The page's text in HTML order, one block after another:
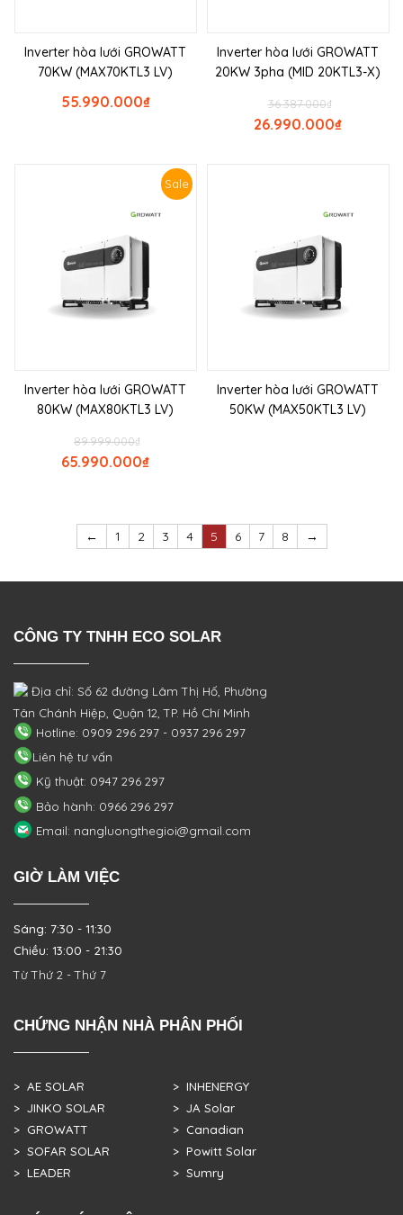
Inverter hòa lưới GROWATT
70KW (MAX70KTL3 LV)
₫
55.990.000
Inverter hòa lưới GROWATT
20KW 3pha (MID 20KTL3-X)
₫
36.387.000
₫
26.990.000
Sale
Inverter hòa lưới GROWATT
80KW (MAX80KTL3 LV)
₫
89.999.000
₫
65.990.000
Inverter hòa lưới GROWATT
50KW (MAX50KTL3 LV)
← 1 2 3 4 5 6 7 8 →
CÔNG TY TNHH ECO SOLAR
Địa chỉ: Số 62 đường Lâm Thị Hố, Phường
Tân Chánh Hiệp, Quận 12, TP. Hồ Chí Minh
Hotline: 0909 296 297 - 0937 296 297
Liên hệ tư vấn
Kỹ thuật: 0947 296 297
Bảo hành: 0966 296 297
Email: nangluongthegioi@gmail.com
GIỜ LÀM VIỆC
Sáng: 7:30 - 11:30
Chiều: 13:00 - 21:30
Từ Thứ 2 - Thứ 7
CHỨNG NHẬN NHÀ PHÂN PHỐI
> AE SOLAR
> JINKO SOLAR
> GROWATT
> SOFAR SOLAR
> LEADER
> INHENERGY
> JA Solar
> Canadian
> Powitt Solar
> Sumry